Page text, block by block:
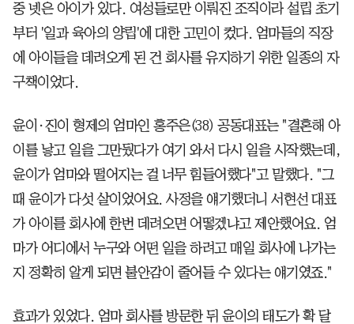
중 넷은 아이가 있다. 여성들로만 이뤄진 조직이라 설립 초기
부터 '일과 육아의 양립'에 대한 고민이 컸다. 엄마들의 직장
에 아이들을 데려오게 된 건 회사를 유지하기 위한 일종의 자
구책이었다.
윤이·진이 형제의 엄마인 홍주은(38) 공동대표는 "결혼해 아
이를 낳고 일을 그만뒀다가 여기 와서 다시 일을 시작했는데,
윤이가 엄마와 떨어지는 걸 너무 힘들어했다"고 말했다. "그
때 윤이가 다섯 살이었어요. 사정을 얘기했더니 서현선 대표
가 아이를 회사에 한번 데려오면 어떻겠냐고 제안했어요. 엄
마가 어디에서 누구와 어떤 일을 하려고 매일 회사에 나가는
지 정확히 알게 되면 불안감이 줄어들 수 있다는 얘기였죠."
효과가 있었다. 엄마 회사를 방문한 뒤 윤이의 태도가 확 달